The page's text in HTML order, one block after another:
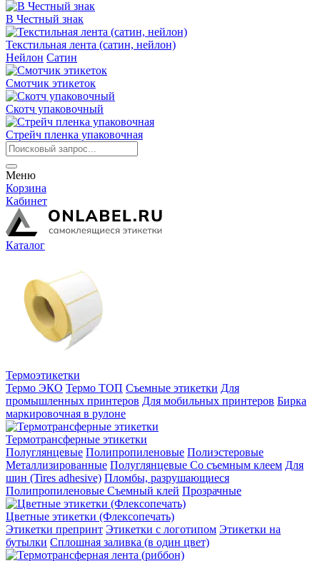
В Честный знак
Текстильная лента (сатин, нейлон)
Нейлон Сатин
Смотчик этикеток
Скотч упаковочный
Стрейч пленка упаковочная
Меню
Корзина
Кабинет
Каталог
Термоэтикетки
Термо ЭКО Термо ТОП Съемные этикетки Для
промышленных принтеров Для мобильных принтеров Бирка
маркировочная в рулоне
Термотрансферные этикетки
Полуглянцевые Полипропиленовые Полиэстеровые
Металлизированные Полуглянцевые Со съемным клеем Для
шин (Tires adhesive) Пломбы, разрушающиеся
Полипропиленовые Съемный клей Прозрачные
Цветные этикетки (Флексопечать)
Этикетки препринт Этикетки с логотипом Этикетки на
бутылки Сплошная заливка (в один цвет)